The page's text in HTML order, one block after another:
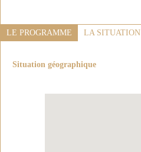
LE PROGRAMME LA SITUATION
Situation géographique